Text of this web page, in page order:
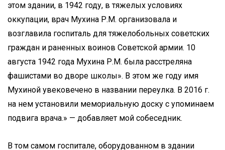
этом здании, в 1942 году, в тяжелых условиях
оккупации, врач Мухина Р.М. организовала и
возглавила госпиталь для тяжелобольных советских
граждан и раненных воинов Советской армии. 10
августа 1942 года Мухина Р.М. была расстреляна
фашистами во дворе школы». В этом же году имя
Мухиной увековечено в названии переулка. В 2016 г.
на нем установили мемориальную доску с упоминаем
подвига врача.» — добавляет мой собеседник.
В том самом госпитале, оборудованном в здании